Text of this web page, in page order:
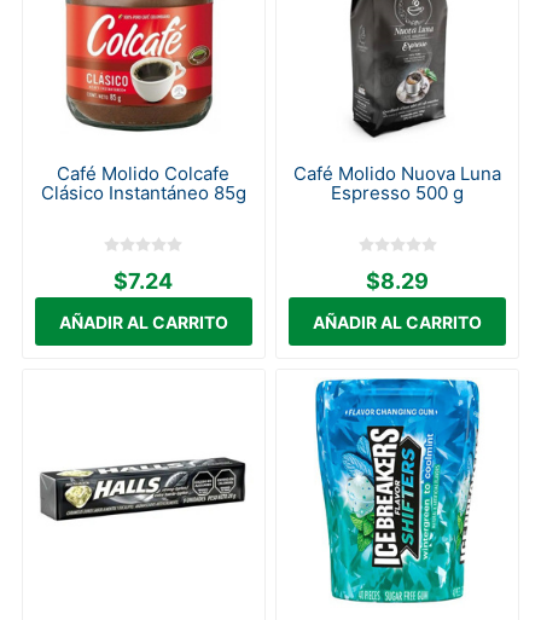
Café Molido Colcafe
Clásico Instantáneo 85g
$7.24
Café Molido Nuova Luna
Espresso 500 g
$8.29